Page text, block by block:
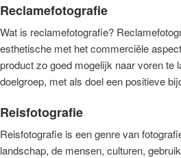
Reclamefotografie
Wat is reclamefotografie?
esthetische met het commerciële
product zo goed mogelijk naar voren te
doelgroep, met als doel een positieve
Reisfotografie
Reisfotografie is een genre van
landschap, de mensen, culturen,